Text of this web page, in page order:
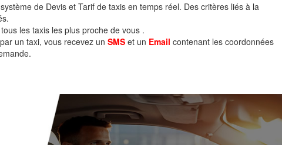
de Devis et Tarif de taxis en temps réel. Des critères liés à la
les taxis les plus proche de vous .
un taxi, vous recevez un SMS et un Email contenant les coordonnées